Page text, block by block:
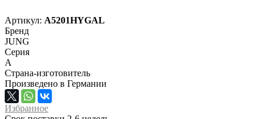
Артикул: A5201HYGAL
Бренд
JUNG
Серия
A
Страна-изготовитель
Произведено в Германии
Избранное